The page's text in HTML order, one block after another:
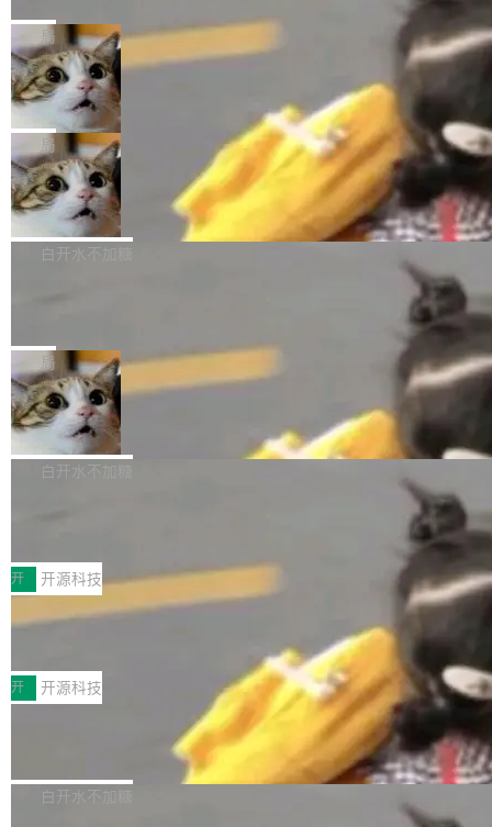
Harness 负责把能力落到真实环境中——调用工
具、读写文件、管理上下文、处理错误、完成闭
环。崔添翼招人的标...
理解、推理、生成与编辑，还仅以 8B-MoT 的轻
量大小，将能力推进到4K、更精细的真实质感、
更复杂的视觉控制和可持续迭代编辑。 相比 U
1，U1.5-Lite-Preview 在以下方向上带来了显著
提升： 原生支持4K图像生成； 更精细的局部纹
理、细节与真实世界质感； 更准确的中英文文字
生成与复杂版式组织； 更稳定的图...
nap。这次是 hwctl——一个用来检查 Ubuntu
硬件认证状态的命令行工具。 Canonical 工程师
Alan Griffiths 在邮件列表中说得很直白：「hwc
tl 是一个 Ubuntu 专有的包，它和它的依赖项都
是 Ubuntu 专有的，不会用在其他发行版上。」
所以 deb 版本的受众实际上为零。既然只有 Ub
untu 用户在用，那用 snap 打包就没什么可纠结
的。 从 deb 到 snap 的迁移路径 hwctl 是 rust-
hwlib 硬件 API 库的一部分，命令行工具负责查
局
Dario Amodei 担心新人来 Anthropic
只为金钱，不为使命
顶级 AI 研究员在两家公司之间来回跳，中间只
隔了几天。 Lilian Weng 上周刚宣布因健康原因
离开 Thinking Machines Lab，说自己作为联合
创始人的角色「太累了」。几天后，The Inform
ation 就曝出她将重回 OpenAI，负责递归自我
改进方向的研究。她是 Thinking Machines 过
一在人才争夺战中失血的公司。六月，Google
连失两员大将：Noam Shazeer 去了 Op...
局
FFmpeg 9.0 发布
FFmpeg 9.0 现已发布，包含多项改进。官方更
新日志列出的 9.0 版本主要更新内容如下： 扩
er HE-AAC 960 解码 (DAB+) transpose_cuda
filter 添加 AMF Frame Rate Converter (vf_frc
_amf) filter SMPTE 2094-50 元数据支持和直
通 ProRes RAW VideoToolbox 硬件加速器 AP
V ...
白开水不加糖
Code 在 X 上发帖：「DeepSeek Flash did 8T
tokens on August 1st. 5T of free usage + 3T
on OpenCode Go.」79.8 万次浏览，连带着 #
DeepSeek一天消耗了8万亿# 上了微博热搜——
注意这是 OpenCode 一家的消耗。 OpenCode
不完。」5T 来自免费额度，3T 来自 Go...
局
NetBSD 11.0 正式发布
NetBSD 11.0 现已正式发布，这是 NetBSD 操
作系统的第十八个主要版本。 自 NetBSD 10.1
ve JH71XX 的设备，例如 VisionFive 2、PINE
64 STAR64，以及 QEMU。 增强了对 POSIX.1
-2024 和 C23 编程接口标准的兼容性。 compat
_linux(8) 增强了对 Linux 系统调用的支持，包
括 epoll（围绕 kqueue 实现）、POSIX 消息队
列、...
白开水不加糖
案
享会在上海举办。鸿蒙生态的全场景智慧营销平
台鲸鸿动能协同华为游戏中心，面向游戏行业开
发者及生态伙伴，系统呈现了平台在游戏领域的
完整能力版图——从IAP高价值用户的全周期经
营、到IAA游戏的“买变一体”正循环、再到联运与
广告协同的全链路经营闭环，以及面向全球市场
的出海增长布局。 华为终端云业务商业化销售负
责人在开场致辞中表示，游戏开发者的核心诉求
已不再是“多一个投放渠道”，而是一套能够持续
开 开源科技
技嘉X3D系列再添新成员 B850 AORU
面向AMD Ryzen X3D处理器玩家，技嘉X3D系
列主板阵容迎来新成员——B850 AORUS ELITE
X3D。作为面向主流高性能平台打造的全新主板
产品，B850 AORUS ELITE X3D延续技嘉在X3
D平台优化上的技术积累，旨在为游戏玩家带来
更稳定、更高效的装机选择。 B850 AORUS ELI
开 开源科技
Zadig v5.0 发布：AI 发布专员与 AI 审
我们团队这几天最大的卡点不是 AI 写得不够
好，是 AI 写得太好了。 好到审查排期从两天的
白开水不加糖